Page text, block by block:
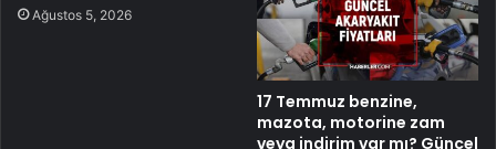
Ağustos 5, 2026
17 Temmuz benzine,
mazota, motorine zam
veya indirim var mı? Güncel